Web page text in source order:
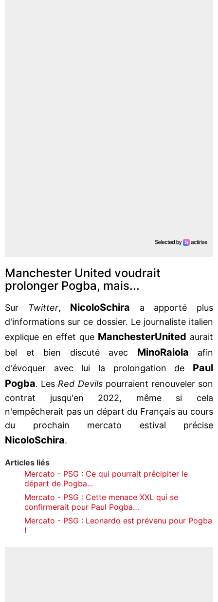
Manchester United voudrait
prolonger Pogba, mais...
Sur Twitter, NicoloSchira a apporté plus
d'informations sur ce dossier. Le journaliste italien
explique en effet que ManchesterUnited aurait
bel et bien discuté avec MinoRaiola afin
d'évoquer avec lui la prolongation de Paul
Pogba. Les Red Devilspourraient renouveler son
contrat jusqu'en 2022, même si cela
n'empêcherait pas un départ du Français au cours
du prochain mercato estival précise
NicoloSchira.
Articles liés
Mercato - PSG : Ce qui pourrait précipiter le
départ de Pogba...
Mercato - PSG : Cette menace XXL qui se
confirmerait pour Paul Pogba…
Mercato - PSG : Leonardo est prévenu pour Pogba
!